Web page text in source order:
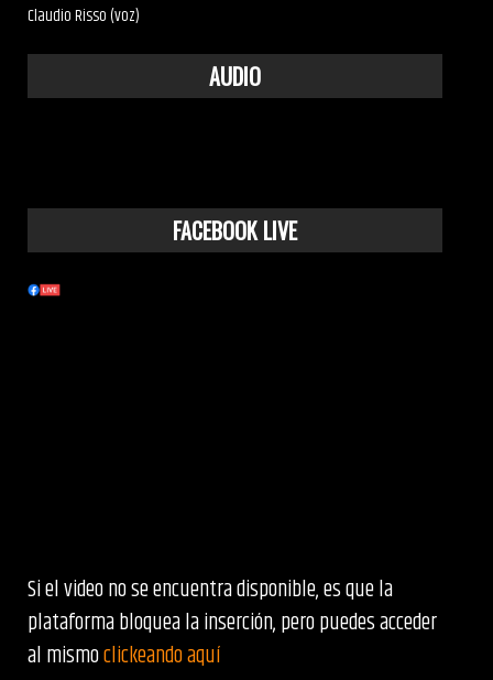
Claudio Risso (voz)
AUDIO
FACEBOOK LIVE
Si el video no se encuentra disponible, es que la
plataforma bloquea la inserción, pero puedes acceder
al mismoclickeando aquí